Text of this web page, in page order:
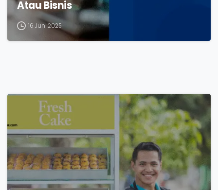
Atau Bisnis
16 Juni 2025